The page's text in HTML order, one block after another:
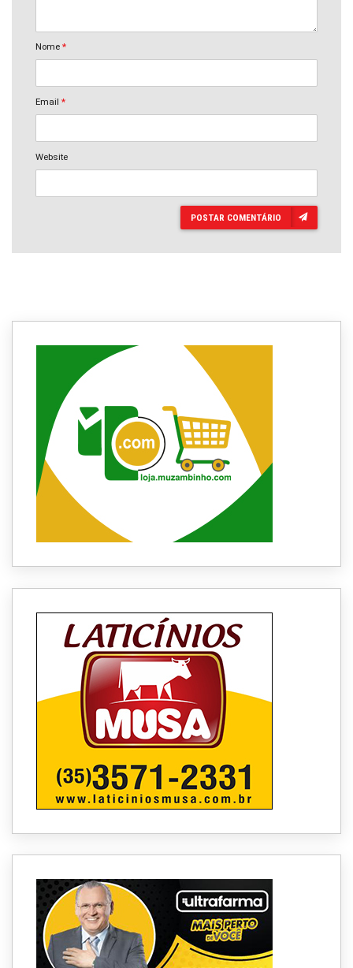
Nome *
Email *
Website
POSTAR COMENTÁRIO